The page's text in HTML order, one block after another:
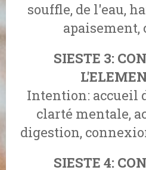
souffle, de l'eau,
SIESTE 3:
Intention: accueil
clarté mentale,
digestion,
SIESTE 4: